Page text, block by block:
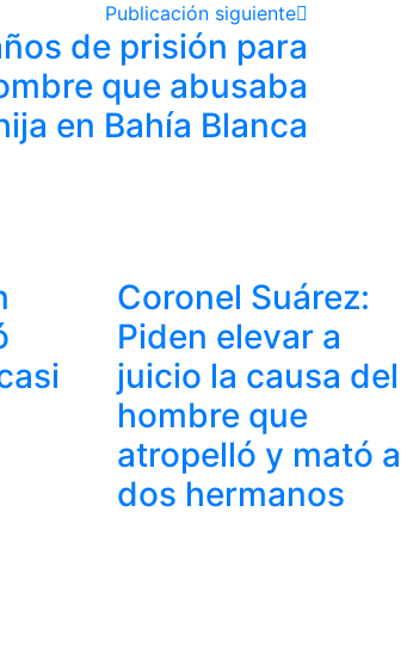
Publicación siguiente
de prisión para
que abusaba
en Bahía Blanca
Coronel Suárez:
Piden elevar a
juicio la causa del
hombre que
atropelló y mató a
dos hermanos